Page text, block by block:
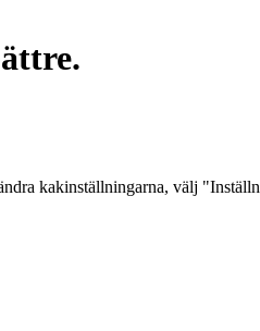
kakinställningarna, välj